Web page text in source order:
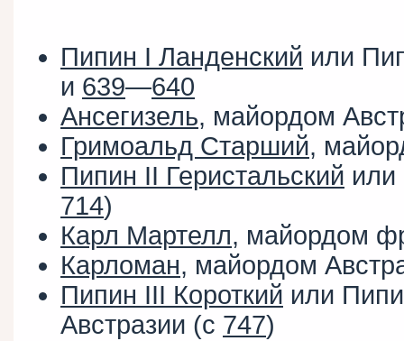
Пипин I Ланденский или
и 639—640
Ансегизель, майордом
Гримоальд Старший,
Пипин II Геристальский или
714)
Карл Мартелл, майордом
Карломан, майордом
Пипин III Короткий или
Австразии (с 747)